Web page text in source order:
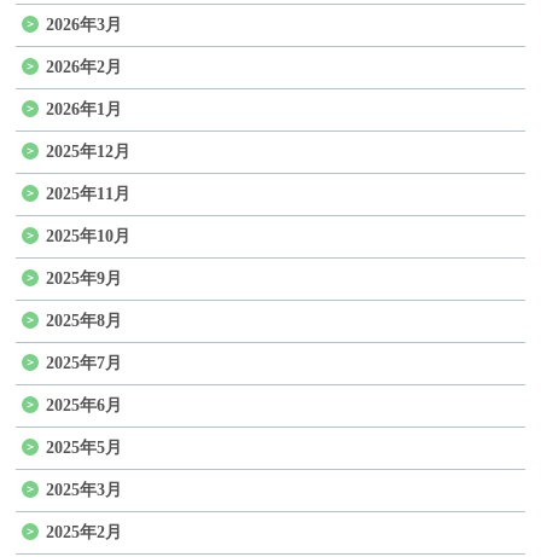
2026年3月
2026年2月
2026年1月
2025年12月
2025年11月
2025年10月
2025年9月
2025年8月
2025年7月
2025年6月
2025年5月
2025年3月
2025年2月